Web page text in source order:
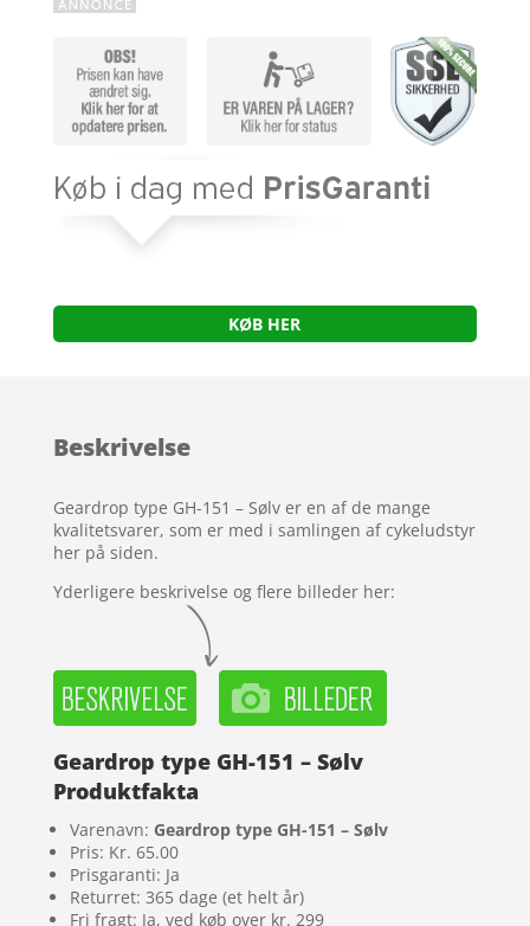
KØB HER
Beskrivelse
Geardrop type GH-151 – Sølv er en af de mange
kvalitetsvarer, som er med i samlingen af cykeludstyr
her på siden.
Yderligere beskrivelse og flere billeder her:
Geardrop type GH-151 – Sølv
Produktfakta
Varenavn: Geardrop type GH-151 – Sølv
Pris: Kr. 65.00
Prisgaranti: Ja
Returret: 365 dage (et helt år)
Fri fragt: Ja, ved køb over kr. 299